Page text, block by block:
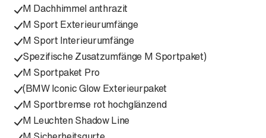
M Dachhimmel anthrazit
M Sport Exterieurumfänge
M Sport Interieurumfänge
Spezifische Zusatzumfänge M Sportpaket)
M Sportpaket Pro
(BMW Iconic Glow Exterieurpaket
M Sportbremse rot hochglänzend
M Leuchten Shadow Line